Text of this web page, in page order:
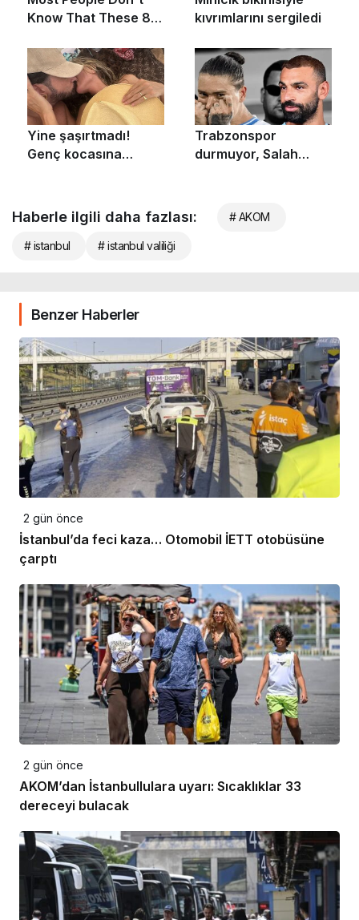
Haberle ilgili daha fazlası: # AKOM
# istanbul # istanbul valiliği
Benzer Haberler
2 gün önce
İstanbul’da feci kaza… Otomobil İETT otobüsüne
çarptı
2 gün önce
AKOM’dan İstanbullulara uyarı: Sıcaklıklar 33
dereceyi bulacak